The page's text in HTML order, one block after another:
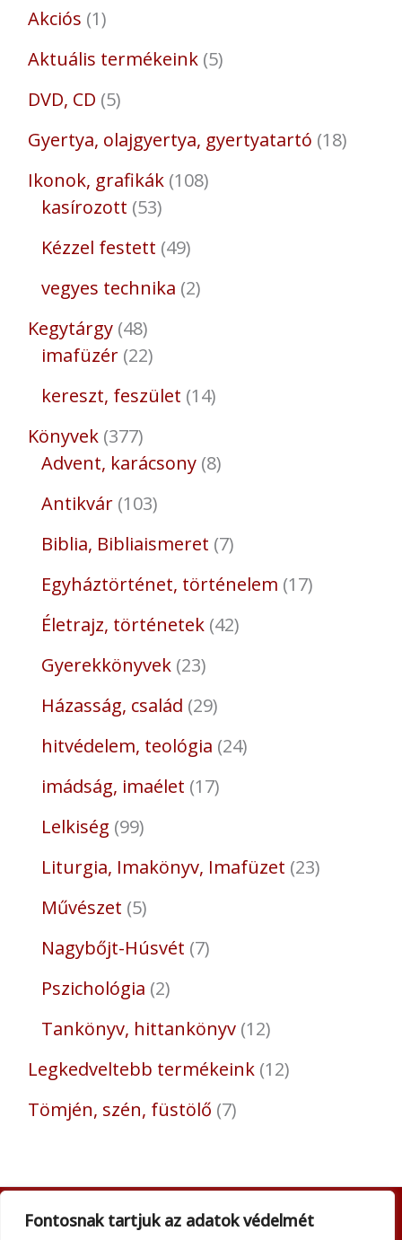
Fontosnak tartjuk az adatok védelmét
Akciós 1
Aktuális termékeink 5
DVD, CD 5
Gyertya, olajgyertya, gyertyatartó 18
Ikonok, grafikák 108
kasírozott 53
Kézzel festett 49
vegyes technika 2
Kegytárgy 48
imafüzér 22
kereszt, feszület 14
Könyvek 377
Advent, karácsony 8
Antikvár 103
Biblia, Bibliaismeret 7
Egyháztörténet, történelem 17
Életrajz, történetek 42
Gyerekkönyvek 23
Házasság, család 29
hitvédelem, teológia 24
imádság, imaélet 17
Lelkiség 99
Liturgia, Imakönyv, Imafüzet 23
Művészet 5
Nagybőjt-Húsvét 7
Pszichológia 2
Tankönyv, hittankönyv 12
Legkedveltebb termékeink 12
Tömjén, szén, füstölő 7
Adatkezelési tájékoztató